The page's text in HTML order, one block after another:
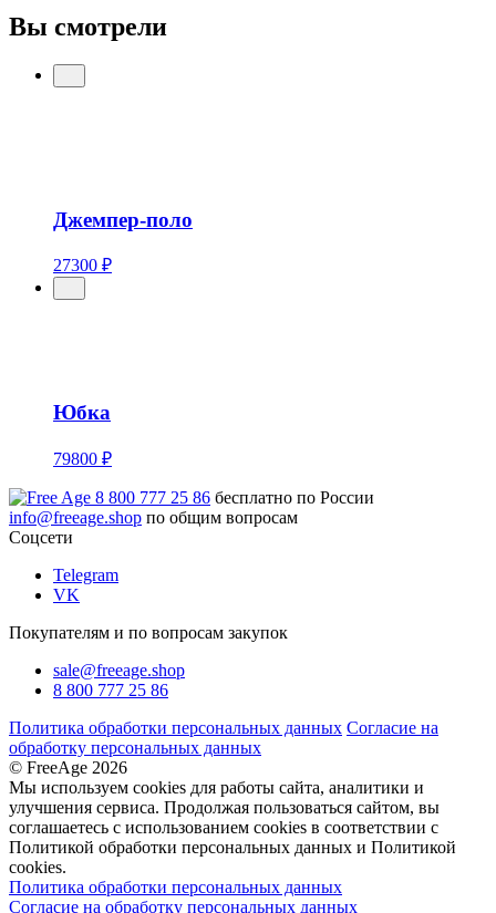
Вы смотрели
Джемпер-поло
27300 ₽
Юбка
79800 ₽
8 800 777 25 86 бесплатно по России
info@freeage.shop по общим вопросам
Соцсети
Telegram
VK
Покупателям и по вопросам закупок
sale@freeage.shop
8 800 777 25 86
Политика обработки персональных данных Согласие на
обработку персональных данных
© FreeAge 2026
Мы используем cookies для работы сайта, аналитики и
улучшения сервиса. Продолжая пользоваться сайтом, вы
соглашаетесь с использованием cookies в соответствии с
Политикой обработки персональных данных и Политикой
cookies.
Политика обработки персональных данных
Согласие на обработку персональных данных